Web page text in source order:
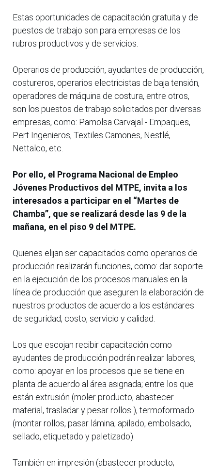
Estas oportunidades de capacitación gratuita y de
puestos de trabajo son para empresas de los
rubros productivos y de servicios.
Operarios de producción, ayudantes de producción,
costureros, operarios electricistas de baja tensión,
operadores de máquina de costura, entre otros,
son los puestos de trabajo solicitados por diversas
empresas, como: Pamolsa Carvajal - Empaques,
Pert Ingenieros, Textiles Camones, Nestlé,
Nettalco, etc.
Por ello, el Programa Nacional de Empleo
Jóvenes Productivos del MTPE, invita a los
interesados a participar en el “Martes de
Chamba”, que se realizará desde las 9 de la
mañana, en el piso 9 del MTPE.
Quienes elijan ser capacitados como operarios de
producción realizarán funciones, como: dar soporte
en la ejecución de los procesos manuales en la
línea de producción que aseguren la elaboración de
nuestros productos de acuerdo a los estándares
de seguridad, costo, servicio y calidad.
Los que escojan recibir capacitación como
ayudantes de producción podrán realizar labores,
como: apoyar en los procesos que se tiene en
planta de acuerdo al área asignada; entre los que
están extrusión (moler producto, abastecer
material, trasladar y pesar rollos ), termoformado
(montar rollos, pasar lámina; apilado, embolsado,
sellado, etiquetado y paletizado).
También en impresión (abastecer producto;